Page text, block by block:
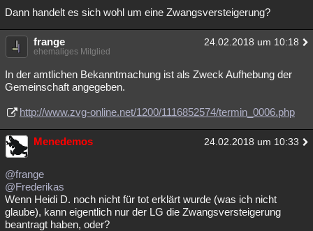
Dann handelt es sich wohl um eine Zwangsversteigerung?
frange 24.02.2018 um 10:18
ehemaliges Mitglied
In der amtlichen Bekanntmachung ist als Zweck Aufhebung der
Gemeinschaft angegeben.
http://www.zvg-online.net/1200/1116852574/termin_0006.php
Menedemos 24.02.2018 um 10:33
@frange
@Frederikas
Wenn Heidi D. noch nicht für tot erklärt wurde (was ich nicht
glaube), kann eigentlich nur der LG die Zwangsversteigerung
beantragt haben, oder?